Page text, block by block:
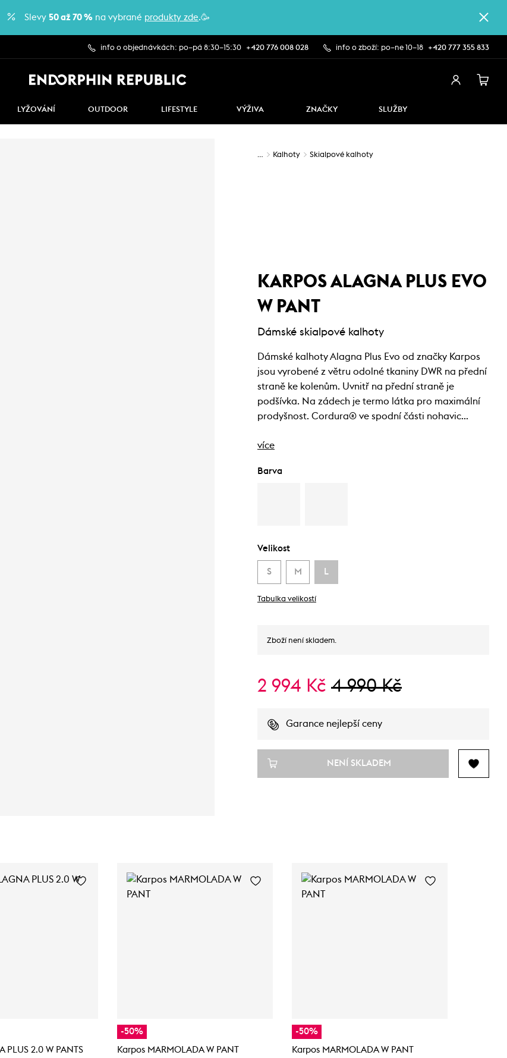
Slevy 50 až 70 % na vybrané produkty zde.🥳
info o objednávkách: po–pá 8:30–15:30 +420 776 008 028 info o zboží: po–ne 10–18 +420 777 355 833
LYŽOVÁNÍ OUTDOOR LIFESTYLE VÝŽIVA ZNAČKY SLUŽBY
… Kalhoty Skialpové kalhoty
KARPOS ALAGNA PLUS EVO
W PANT
Dámské skialpové kalhoty
Dámské kalhoty Alagna Plus Evo od značky Karpos
jsou vyrobené z větru odolné tkaniny DWR na přední
straně ke kolenům. Uvnitř na přední straně je
podšívka. Na zádech je termo látka pro maximální
prodyšnost. Cordura® ve spodní části nohavic…
více
Barva
Velikost
S M L
Tabulka velikostí
Zboží není skladem.
2 994 Kč 4 990 Kč
Garance nejlepší ceny
NENÍ SKLADEM
PLUS 2.0 W PANTS
-50%
Karpos MARMOLADA W PANT
-50%
Karpos MARMOLADA W PANT